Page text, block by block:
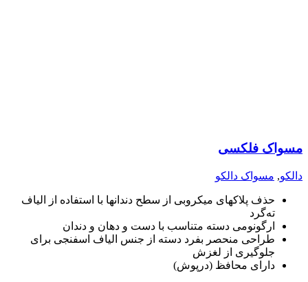
مسواک فلکسی
دالکو, مسواک دالکو
حذف پلاکهای میکروبی از سطح دندانها با استفاده از الیاف
ته‌گرد
ارگونومی دسته متناسب با دست و دهان و دندان
طراحی منحصر بفرد دسته از جنس الیاف اسفنجی برای
جلوگیری از لغزش
دارای محافظ (درپوش)